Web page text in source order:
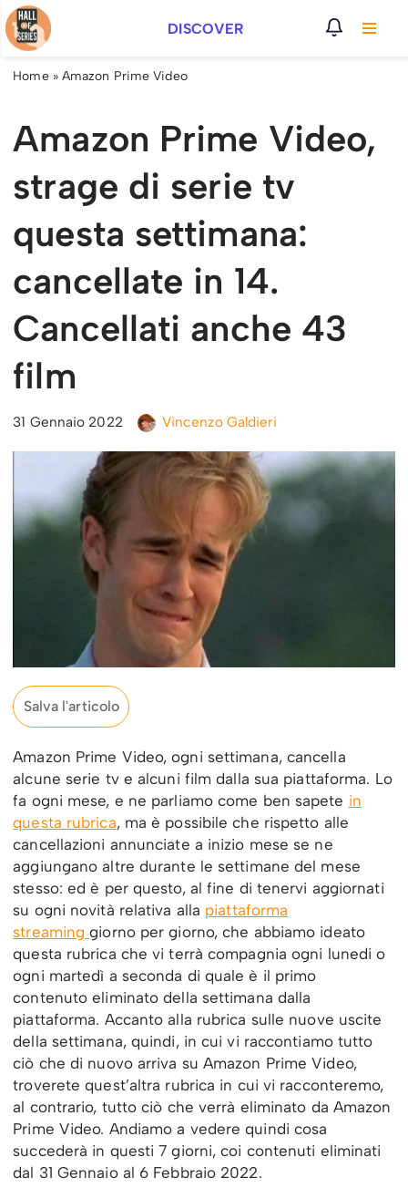
Vai
al
DISCOVER
Home» Amazon Prime Video
Amazon Prime Video,
strage di serie tv
questa settimana:
cancellate in 14.
Cancellati anche 43
film
31 Gennaio 2022 Vincenzo Galdieri
Salva l'articolo
Amazon Prime Video, ogni settimana, cancella
alcune serie tv e alcuni film dalla sua piattaforma. Lo
fa ogni mese, e ne parliamo come ben sapete in
questa rubrica, ma è possibile che rispetto alle
cancellazioni annunciate a inizio mese se ne
aggiungano altre durante le settimane del mese
stesso: ed è per questo, al fine di tenervi aggiornati
su ogni novità relativa alla piattaforma
streaminggiorno per giorno, che abbiamo ideato
questa rubrica che vi terrà compagnia ogni lunedi o
ogni martedì a seconda di quale è il primo
contenuto eliminato della settimana dalla
piattaforma. Accanto alla rubrica sulle nuove uscite
della settimana, quindi, in cui vi raccontiamo tutto
ciò che di nuovo arriva su Amazon Prime Video,
troverete quest’altra rubrica in cui vi racconteremo,
al contrario, tutto ciò che verrà eliminato da Amazon
Prime Video. Andiamo a vedere quindi cosa
succederà in questi 7 giorni, coi contenuti eliminati
dal 31 Gennaio al 6 Febbraio 2022.